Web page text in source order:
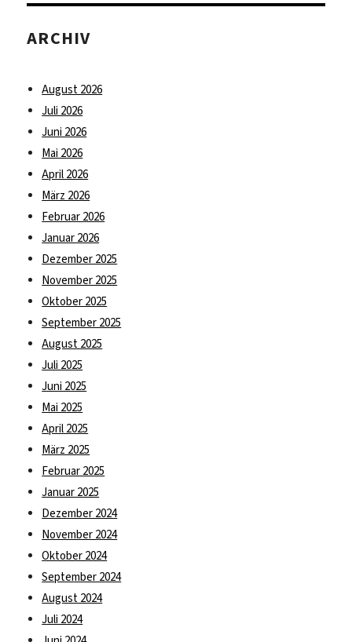
ARCHIV
August 2026
Juli 2026
Juni 2026
Mai 2026
April 2026
März 2026
Februar 2026
Januar 2026
Dezember 2025
November 2025
Oktober 2025
September 2025
August 2025
Juli 2025
Juni 2025
Mai 2025
April 2025
März 2025
Februar 2025
Januar 2025
Dezember 2024
November 2024
Oktober 2024
September 2024
August 2024
Juli 2024